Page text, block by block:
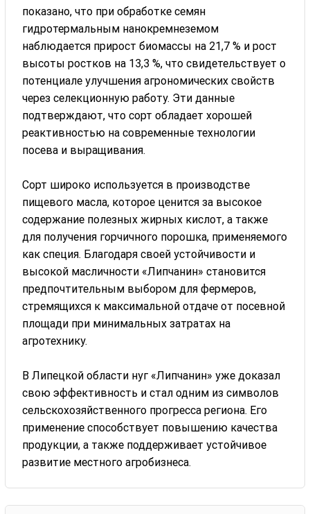
показано, что при обработке семян
гидротермальным нанокремнеземом
наблюдается прирост биомассы на 21,7 % и рост
высоты ростков на 13,3 %, что свидетельствует о
потенциале улучшения агрономических свойств
через селекционную работу. Эти данные
подтверждают, что сорт обладает хорошей
реактивностью на современные технологии
посева и выращивания.
Сорт широко используется в производстве
пищевого масла, которое ценится за высокое
содержание полезных жирных кислот, а также
для получения горчичного порошка, применяемого
как специя. Благодаря своей устойчивости и
высокой масличности «Липчанин» становится
предпочтительным выбором для фермеров,
стремящихся к максимальной отдаче от посевной
площади при минимальных затратах на
агротехнику.
В Липецкой области нуг «Липчанин» уже доказал
свою эффективность и стал одним из символов
сельскохозяйственного прогресса региона. Его
применение способствует повышению качества
продукции, а также поддерживает устойчивое
развитие местного агробизнеса.